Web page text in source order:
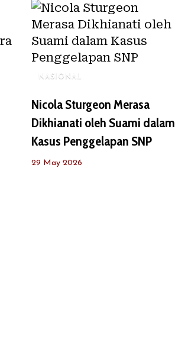
NASIONAL
Nicola Sturgeon Merasa
Dikhianati oleh Suami dalam
Kasus Penggelapan SNP
29 May 2026